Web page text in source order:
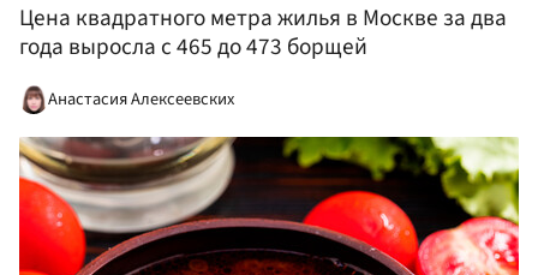
Цена квадратного метра жилья в Москве за два
года выросла с 465 до 473 борщей
Анастасия Алексеевских